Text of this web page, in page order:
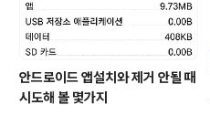
안드로이드 앱설치와 제거 안될 때
시도해 볼 몇가지